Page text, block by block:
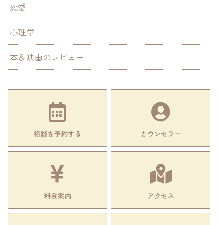
恋愛
心理学
本＆映画のレビュー
相談を予約する カウンセラー
料金案内 アクセス